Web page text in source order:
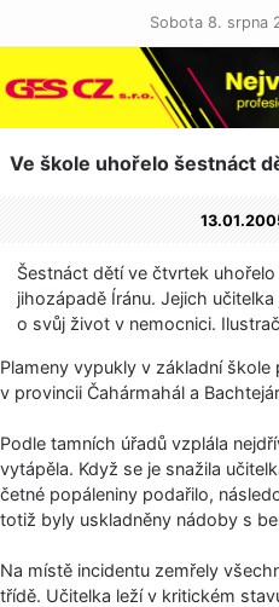
Sobota 8. srpna
Ve škole uhořelo šestnáct
Šestnáct dětí ve čtvrtek
jihozápadě Íránu. Jejich
o svůj život v nemocnici.
Plameny vypukly v základní
v provincii Čahármahál a
Podle tamních úřadů vzplála
vytápěla. Když se je snažila
četné popáleniny podařilo,
totiž byly uskladněny nádoby s
Na místě incidentu zemřely
třídě. Učitelka leží v kritickém